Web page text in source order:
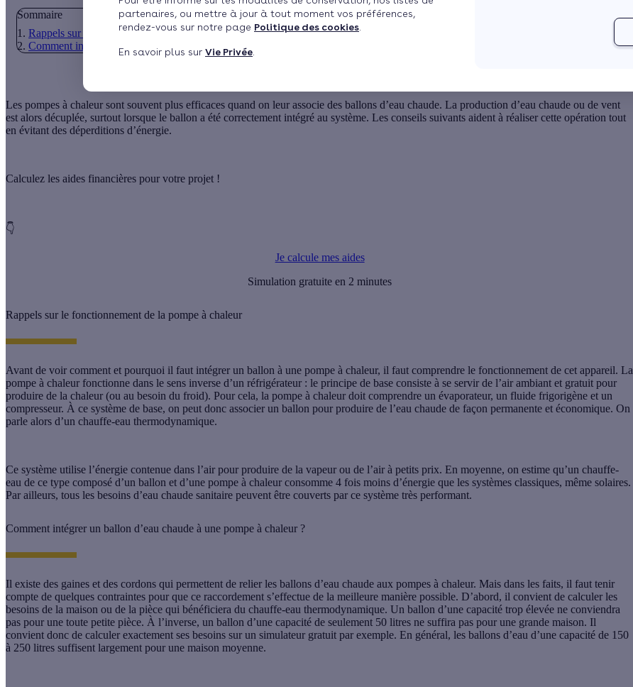
partenaires, ou mettre à jour à tout moment vos préférences,
rendez-vous sur notre page Politique des cookies
En savoir plus sur Vie Privée
Sommaire
Rappels sur le fonctionnement de la pompe à chaleur
Comment intégrer un ballon d’eau chaude à une pompe à chaleur ?
Les pompes à chaleur sont souvent plus efficaces quand on leur associe des ballons d’eau chaude. La production d’eau chaude ou de vent
est alors décuplée, surtout lorsque le ballon a été correctement intégré au système. Les conseils suivants aident à réaliser cette opération tout
en évitant des déperditions d’énergie.
Calculez les aides financières pour votre projet !
👇
Je calcule mes aides
Simulation gratuite en 2 minutes
Rappels sur le fonctionnement de la pompe à chaleur
Avant de voir comment et pourquoi il faut intégrer un ballon à une pompe à chaleur, il faut comprendre le fonctionnement de cet appareil. La
pompe à chaleur fonctionne dans le sens inverse d’un réfrigérateur : le principe de base consiste à se servir de l’air ambiant et gratuit pour
produire de la chaleur (ou au besoin du froid). Pour cela, la pompe à chaleur doit comprendre un évaporateur, un fluide frigorigène et un
compresseur. À ce système de base, on peut donc associer un ballon pour produire de l’eau chaude de façon permanente et économique. On
parle alors d’un chauffe-eau thermodynamique.
Ce système utilise l’énergie contenue dans l’air pour produire de la vapeur ou de l’air à petits prix. En moyenne, on estime qu’un chauffe-
eau de ce type composé d’un ballon et d’une pompe à chaleur consomme 4 fois moins d’énergie que les systèmes classiques, même solaires.
Par ailleurs, tous les besoins d’eau chaude sanitaire peuvent être couverts par ce système très performant.
Comment intégrer un ballon d’eau chaude à une pompe à chaleur ?
Il existe des gaines et des cordons qui permettent de relier les ballons d’eau chaude aux pompes à chaleur. Mais dans les faits, il faut tenir
compte de quelques contraintes pour que ce raccordement s’effectue de la meilleure manière possible. D’abord, il convient de calculer les
besoins de la maison ou de la pièce qui bénéficiera du chauffe-eau thermodynamique. Un ballon d’une capacité trop élevée ne conviendra
pas pour une toute petite pièce. À l’inverse, un ballon d’une capacité de seulement 50 litres ne suffira pas pour une grande maison. Il
convient donc de calculer exactement ses besoins sur un simulateur gratuit par exemple. En général, les ballons d’eau d’une capacité de 150
à 250 litres suffisent largement pour une maison moyenne.